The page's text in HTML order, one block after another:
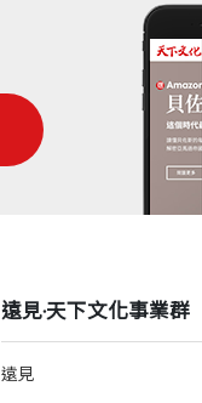
遠見‧天下文化事業群
遠見